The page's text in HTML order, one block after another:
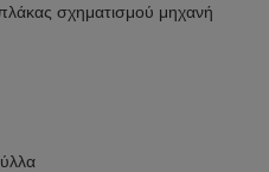
σχηματισμού μηχανή